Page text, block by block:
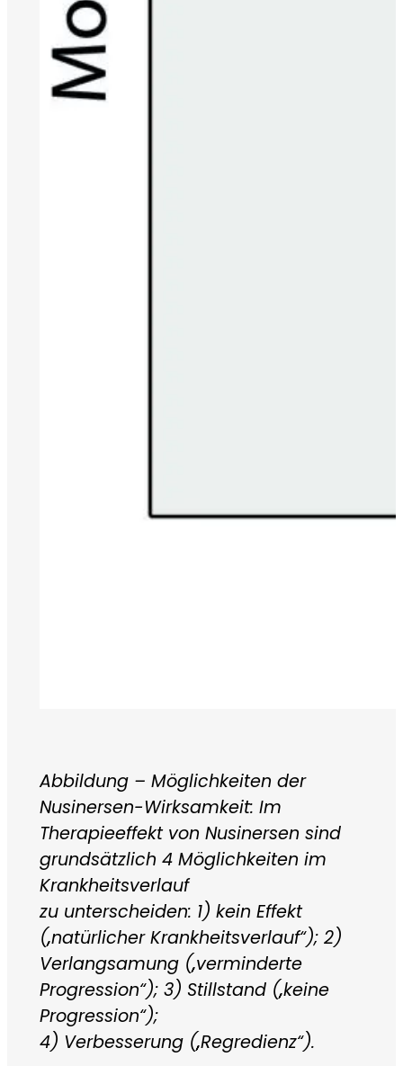
Abbildung – Möglichkeiten der
Nusinersen-Wirksamkeit: Im
Therapieeffekt von Nusinersen sind
grundsätzlich 4 Möglichkeiten im
Krankheitsverlauf
zu unterscheiden: 1) kein Effekt
(„natürlicher Krankheitsverlauf“); 2)
Verlangsamung („verminderte
Progression“); 3) Stillstand („keine
Progression“);
4) Verbesserung („Regredienz“).